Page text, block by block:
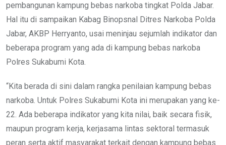
pembangunan kampung bebas narkoba tingkat Polda Jabar.
Hal itu di sampaikan Kabag Binopsnal Ditres Narkoba Polda
Jabar, AKBP Herryanto, usai meninjau sejumlah indikator dan
beberapa program yang ada di kampung bebas narkoba
Polres Sukabumi Kota.
“Kita berada di sini dalam rangka penilaian kampung bebas
narkoba. Untuk Polres Sukabumi Kota ini merupakan yang ke-
22. Ada beberapa indikator yang kita nilai, baik secara fisik,
maupun program kerja, kerjasama lintas sektoral termasuk
peran serta aktif masyarakat terkait dengan kampung bebas